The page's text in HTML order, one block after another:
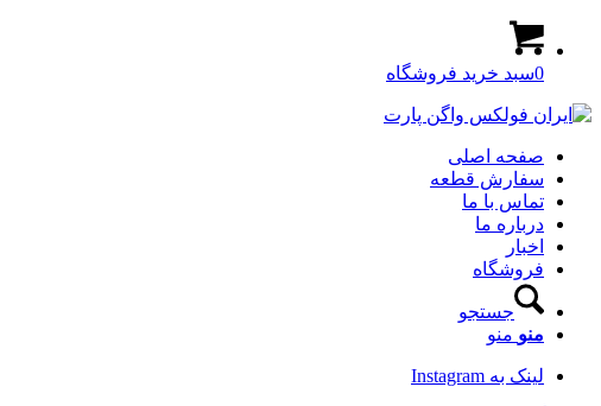
0سبد خرید فروشگاه
صفحه اصلی
سفارش قطعه
تماس با ما
درباره ما
اخبار
فروشگاه
جستجو
منو منو
لینک به Instagram